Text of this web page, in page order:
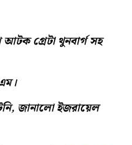
আটক গ্রেটা থুনবার্গ সহ
জানালো ইজরায়েল